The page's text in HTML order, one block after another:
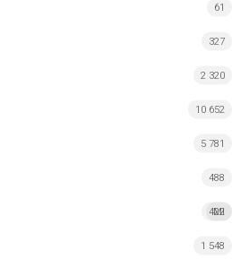
61
327
2 320
10 652
5 781
488
MI
422
1 548